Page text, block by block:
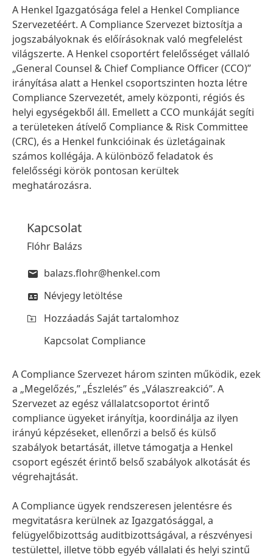
A Henkel Igazgatósága felel a Henkel Compliance
Szervezetéért. A Compliance Szervezet biztosítja a
jogszabályoknak és előírásoknak való megfelelést
világszerte. A Henkel csoportért felelősséget vállaló
„General Counsel & Chief Compliance Officer(CCO)”
irányítása alatt a Henkel csoportszinten hozta létre
Compliance Szervezetét, amely központi, régiós és
helyi egységekből áll. Emellett a CCO munkáját segíti
a területeken átívelő Compliance & Risk Committee
(CRC), és a Henkel funkcióinak és üzletágainak
számos kollégája. A különböző feladatok és
felelősségi körök pontosan kerültek
meghatározásra.
Kapcsolat
Flóhr Balázs
balazs.flohr@henkel.com
Névjegy letöltése
Hozzáadás Saját tartalomhoz
Kapcsolat Compliance
A Compliance Szervezet három szinten működik, ezek
a „Megelőzés,” „Észlelés” és „Válaszreakció”. A
Szervezet az egész vállalatcsoportot érintő
compliance ügyeket irányítja, koordinálja az ilyen
irányú képzéseket, ellenőrzi a belső és külső
szabályok betartását, illetve támogatja a Henkel
csoport egészét érintő belső szabályok alkotását és
végrehajtását.
A Compliance ügyek rendszeresen jelentésre és
megvitatásra kerülnek az Igazgatósággal, a
felügyelőbizottság auditbizottságával, a részvényesi
testülettel, illetve több egyéb vállalati és helyi szintű